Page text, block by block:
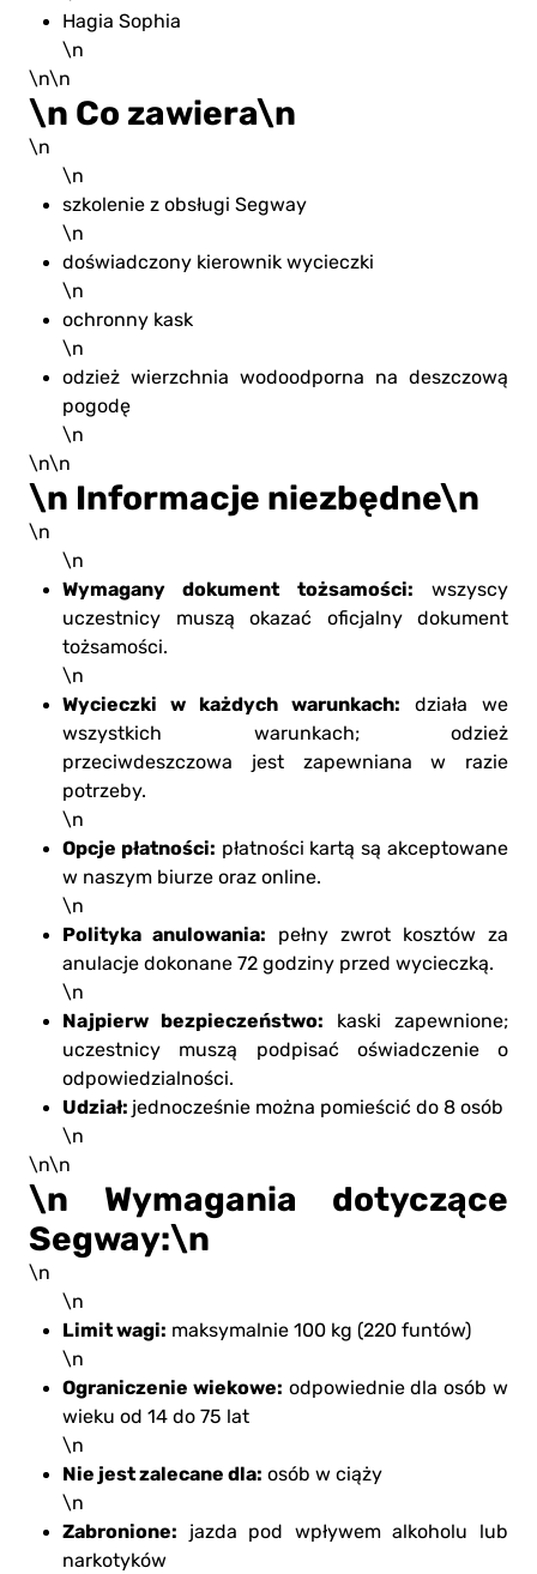
Hagia Sophia
\n
\n\n
\n Co zawiera\n
\n
\n
szkolenie z obsługi Segway
\n
doświadczony kierownik wycieczki
\n
ochronny kask
\n
odzież wierzchnia wodoodporna na deszczową
pogodę
\n
\n\n
\n Informacje niezbędne\n
\n
\n
Wymagany dokument tożsamości: wszyscy
uczestnicy muszą okazać oficjalny dokument
tożsamości.
\n
Wycieczki w każdych warunkach: działa we
wszystkich warunkach; odzież
przeciwdeszczowa jest zapewniana w razie
potrzeby.
\n
Opcje płatności: płatności kartą są akceptowane
w naszym biurze oraz online.
\n
Polityka anulowania: pełny zwrot kosztów za
anulacje dokonane 72 godziny przed wycieczką.
\n
Najpierw bezpieczeństwo: kaski zapewnione;
uczestnicy muszą podpisać oświadczenie o
odpowiedzialności.
Udział: jednocześnie można pomieścić do 8 osób
\n
\n\n
\n Wymagania dotyczące
Segway:\n
\n
\n
Limit wagi: maksymalnie 100 kg (220 funtów)
\n
Ograniczenie wiekowe: odpowiednie dla osób w
wieku od 14 do 75 lat
\n
Nie jest zalecane dla: osób w ciąży
\n
Zabronione: jazda pod wpływem alkoholu lub
narkotyków